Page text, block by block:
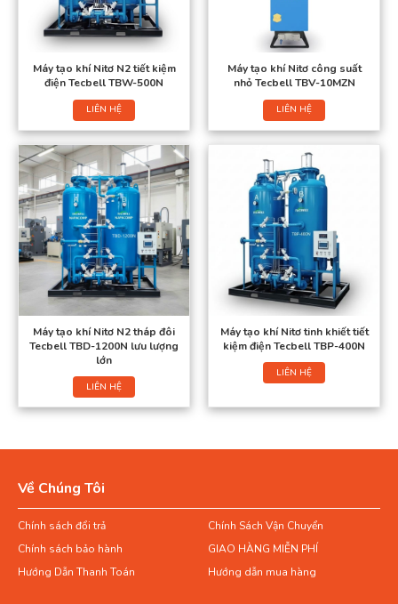
Máy tạo khí Nitơ N2 tiết kiệm
điện Tecbell TBW-500N
LIÊN HỆ
Máy tạo khí Nitơ công suất
nhỏ Tecbell TBV-10MZN
LIÊN HỆ
Máy tạo khí Nitơ N2 tháp đôi
Tecbell TBD-1200N lưu lượng
lớn
LIÊN HỆ
Máy tạo khí Nitơ tinh khiết tiết
kiệm điện Tecbell TBP-400N
LIÊN HỆ
Về Chúng Tôi
Chính sách đổi trả
Chính Sách Vận Chuyển
Chính sách bảo hành
GIAO HÀNG MIỄN PHÍ
Hướng Dẫn Thanh Toán
Hướng dẫn mua hàng